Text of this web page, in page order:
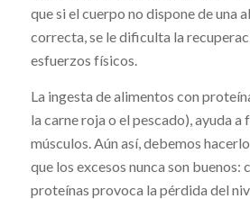
que si el cuerpo no dispone de una
correcta, se le dificulta la
esfuerzos físicos.
La ingesta de alimentos con
la carne roja o el pescado), ayuda
músculos. Aún así, debemos
que los excesos nunca son buenos:
proteínas provoca la pérdida del